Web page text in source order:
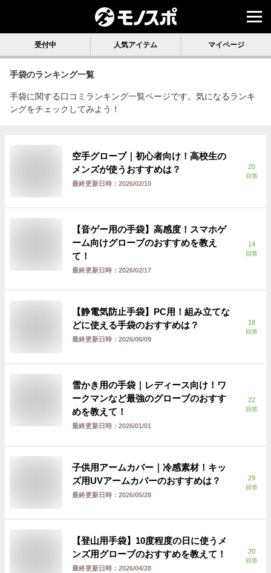
受付中 人気アイテム マイページ
手袋のランキング一覧
手袋に関する口コミランキング一覧ページです。気になるランキ
ングをチェックしてみよう！
空手グローブ｜初心者向け！高校生の
メンズが使うおすすめは？
最終更新日時： 2026/02/10
20
回答
【音ゲー用の手袋】高感度！スマホゲ
ーム向けグローブのおすすめを教え
て！
最終更新日時： 2026/02/17
14
回答
【静電気防止手袋】PC用！組み立てな
どに使える手袋のおすすめは？
最終更新日時： 2026/06/09
18
回答
雪かき用の手袋｜レディース向け！ワ
ークマンなど最強のグローブのおすす
めを教えて！
最終更新日時： 2026/01/01
22
回答
子供用アームカバー｜冷感素材！キッ
ズ用UVアームカバーのおすすめは？
最終更新日時： 2026/05/28
29
回答
【登山用手袋】10度程度の日に使うメ
ンズ用グローブのおすすめを教えて！
最終更新日時： 2026/04/28
20
回答